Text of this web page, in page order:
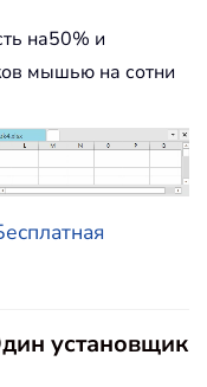
на50% и
мышью на сотни
установщик